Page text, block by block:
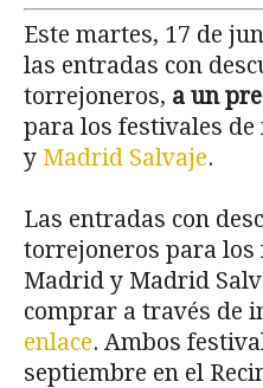
Este martes, 17 de
las entradas con
torrejoneros, a un
para los festivales de
y Madrid Salvaje.
Las entradas con
torrejoneros para los
Madrid y Madrid
comprar a través de
enlace. Ambos
septiembre en el